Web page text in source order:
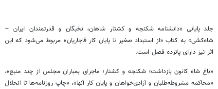
جلد پایانی «دانشنامه شکنجه و کشتار شاهان، نخبگان و قدرتمندان ایران –
شاه‌کشی» به کتاب «از استبداد صغیر تا پایان کار قاجاریان» مربوط می‌شود که این
اثر نیز دارای پانزده فصل است.
«باغ شاه کانون بازداشت؛ شکنجه و کشتار؛ ماجرای بمباران مجلس از چند منبع»،‌
«محاکمه مشروطه‌طلبان و آزادی‌‌خواهان و پایان کار آنها»، «چاپ روزنامه‌ها تا انحلال